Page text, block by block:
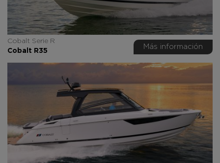
Cobalt Serie R
Cobalt R35
Más información